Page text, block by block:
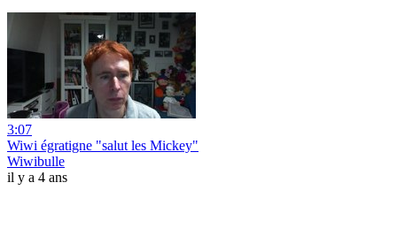
3:07
Wiwi égratigne "salut les Mickey"
Wiwibulle
il y a 4 ans